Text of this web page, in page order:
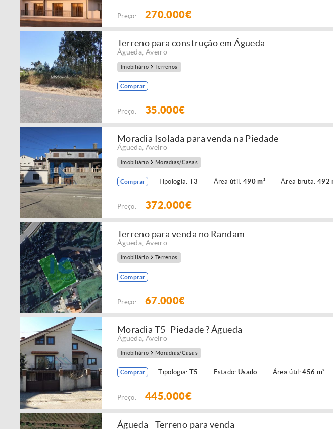
Preço: 270.000€
Terreno para construção em Águeda
Águeda Aveiro
Imobiliário Terrenos
Comprar
Preço: 35.000€
Moradia Isolada para venda na Piedade
Águeda Aveiro
Imobiliário Moradias/Casas
Comprar Tipologia: T3 Área útil:490 m² Área bruta: 492
Preço: 372.000€
Terreno para venda no Randam
Águeda Aveiro
Imobiliário Terrenos
Comprar
Preço: 67.000€
Moradia T5- Piedade ? Águeda
Águeda Aveiro
Imobiliário Moradias/Casas
Comprar Tipologia: T5 Estado:Usado Área útil:456 m²
Preço: 445.000€
Águeda - Terreno para venda